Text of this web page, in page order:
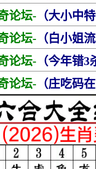
论坛- （大小中
论坛- （白小姐
论坛- （今年错
论坛- （庄吃码